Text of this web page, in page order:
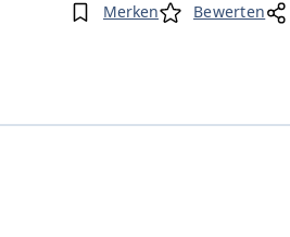
Merken Bewerten